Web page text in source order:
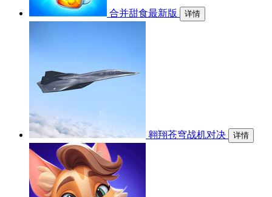
合并甜食最新版 详情
翱翔苍穹战机对决 详情